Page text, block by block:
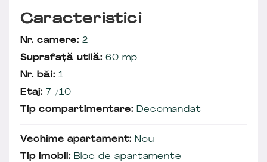
Caracteristici
Nr. camere: 2
Suprafață utilă: 60 mp
Nr. băi: 1
Etaj: 7 /10
Tip compartimentare: Decomandat
Vechime apartament: Nou
Tip imobil: Bloc de apartamente